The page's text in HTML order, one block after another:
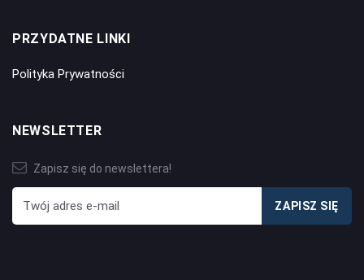
PRZYDATNE LINKI
Polityka Prywatności
NEWSLETTER
Zapisz się do newslettera!